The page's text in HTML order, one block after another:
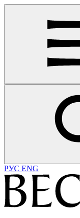
РУС ENG